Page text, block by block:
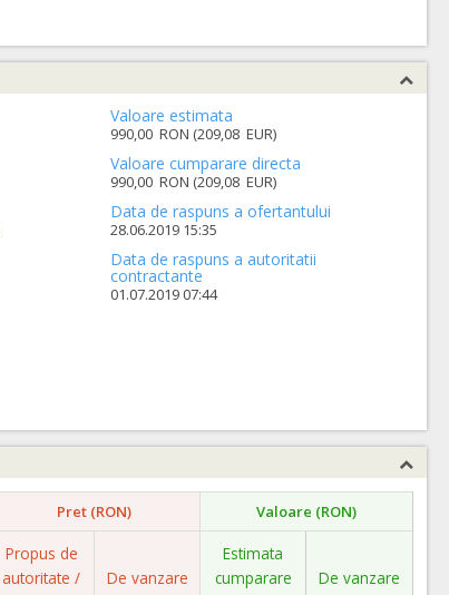
Valoare estimata
990,00 RON (209,08 EUR)
Valoare cumparare directa
990,00 RON (209,08 EUR)
Data de raspuns a ofertantului
28.06.2019 15:35
Data de raspuns a autoritatii
contractante
01.07.2019 07:44
Pret (RON) Valoare (RON)
Propus de
autoritate /
De vanzare
Estimata
cumparare
De vanzare